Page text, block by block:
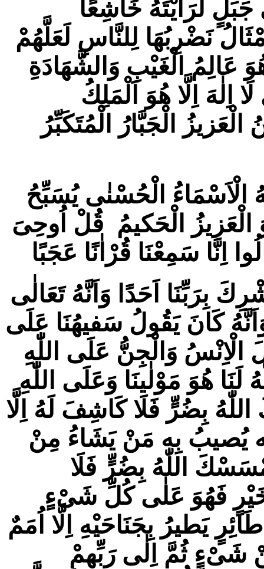
جَبَلٍ لَرَاَيْتَهُ خَاشِعًا
نَضْرِبُهَا لِلنَّاسِ لَعَلَّهُمْ
عَالِمُ الْغَيْبِ وَالشَّهَادَةِ
اِلٰهَ اِلَّا هُوَ اَلْمَلِكُ
الْجَبَّارُ الْمُتَكَبِّرُ
الْاَسْمَاءُ الْحُسْنٰى يُسَبِّحُ
الْحَكيمُ قُلْ اُوحِىَ
اِنَّا سَمِعْنَا قُرْاٰنًا عَجَبًا
بِرَبِّنَا اَحَدًا وَاَنَّهُ تَعَالٰى
كَانَ يَقُولُ سَفيهُنَا عَلَى
الْاِنْسُ وَالْجِنُّ عَلَى اللّٰهِ
لَنَا هُوَ مَوْلٰینَا وَعَلَى اللّٰهِ
بِضُرٍّ فَلَا كَاشِفَ لَهُ اِلَّا
يُصيبُ بِه مَنْ يَشَاءُ مِنْ
اللّٰهُ بِضُرٍّ فَلَا
فَهُوَ عَلٰى كُلِّ شَیْءٍ
يَطيرُ بِجَنَاحَيْهِ اِلَّا اُمَمٌ
شَیْءٍ ثُمَّ اِلٰى رَبِّهِمْ